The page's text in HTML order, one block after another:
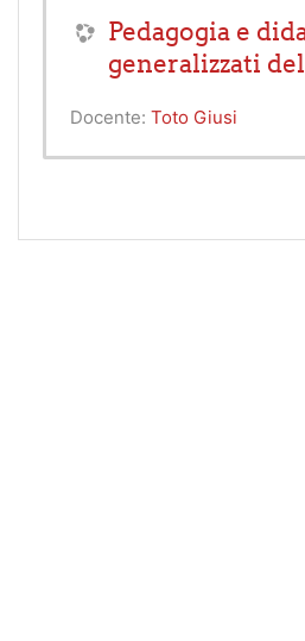
Pedagogia e
generalizzati
Docente: Toto Giusi